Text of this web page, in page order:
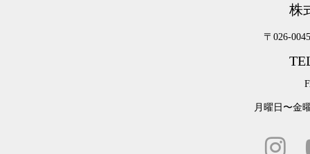
株
〒026-
月曜日〜金